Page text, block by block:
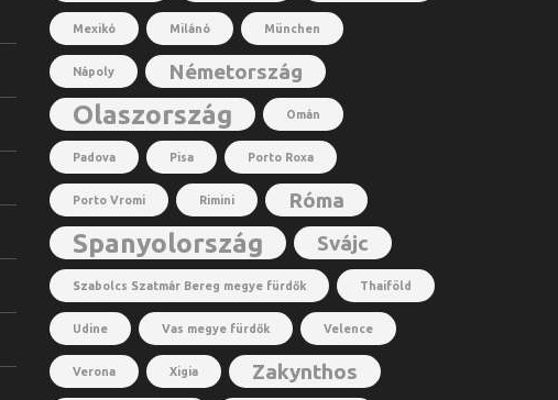
Mexikó Milánó München
Nápoly Németország
Olaszország Omán
Padova Pisa Porto Roxa
Porto Vromi Rimini Róma
Spanyolország Svájc
Szabolcs Szatmár Bereg megye fürdők Thaiföld
Udine Vas megye fürdők Velence
Verona Xigia
Zakynthos